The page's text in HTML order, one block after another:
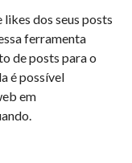
dos seus posts
ferramenta
de posts para o
é possível
em